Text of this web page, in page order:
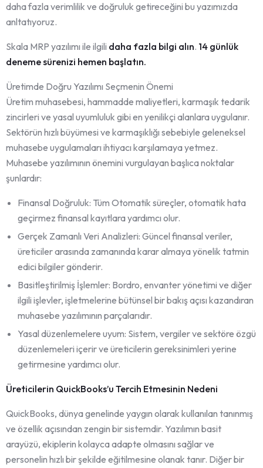
daha fazla verimlilik ve doğruluk getireceğini bu yazımızda
anltatıyoruz.
Skala MRP yazılımı ile ilgili daha fazla bilgi alın. 14 günlük
deneme sürenizi hemen başlatın.
Üretimde Doğru Yazılımı Seçmenin Önemi
Üretim muhasebesi, hammadde maliyetleri, karmaşık tedarik
zincirleri ve yasal uyumluluk gibi en yenilikçi alanlara uygulanır.
Sektörün hızlı büyümesi ve karmaşıklığı sebebiyle geleneksel
muhasebe uygulamaları ihtiyacı karşılamaya yetmez.
Muhasebe yazılımının önemini vurgulayan başlıca noktalar
şunlardır:
Finansal Doğruluk: Tüm Otomatik süreçler, otomatik hata
geçirmez finansal kayıtlara yardımcı olur.
Gerçek Zamanlı Veri Analizleri: Güncel finansal veriler,
üreticiler arasında zamanında karar almaya yönelik tatmin
edici bilgiler gönderir.
Basitleştirilmiş İşlemler: Bordro, envanter yönetimi ve diğer
ilgili işlevler, işletmelerine bütünsel bir bakış açısı kazandıran
muhasebe yazılımının parçalarıdır.
Yasal düzenlemelere uyum: Sistem, vergiler ve sektöre özgü
düzenlemeleri içerir ve üreticilerin gereksinimleri yerine
getirmesine yardımcı olur.
Üreticilerin QuickBooks’u Tercih Etmesinin Nedeni
QuickBooks, dünya genelinde yaygın olarak kullanılan tanınmış
ve özellik açısından zengin bir sistemdir. Yazılımın basit
arayüzü, ekiplerin kolayca adapte olmasını sağlar ve
personelin hızlı bir şekilde eğitilmesine olanak tanır. Diğer bir